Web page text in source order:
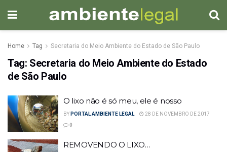
Home Tag Secretaria do Meio Ambiente do Estado de São Paulo
Tag: Secretaria do Meio Ambiente do Estado
de São Paulo
O lixo não é só meu, ele é nosso
BY PORTAL AMBIENTE LEGAL
28 DE NOVEMBRO DE 2017
0
REMOVENDO O LIXO…